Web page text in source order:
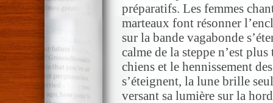
préparatifs. Les femmes
marteaux font résonner
sur la bande vagabonde
calme de la steppe n’est
chiens et le hennissement
s’éteignent, la lune brille
versant sa lumière sur la